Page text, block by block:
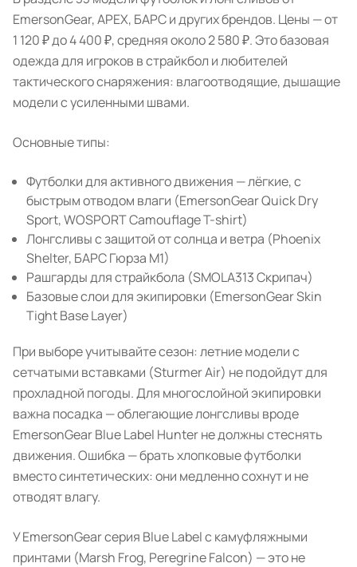
EmersonGear, APEX, БАРС и других брендов. Цены — от
1 120 ₽ до 4 400 ₽, средняя около 2 580 ₽. Это базовая
одежда для игроков в страйкбол и любителей
тактического снаряжения: влагоотводящие, дышащие
модели с усиленными швами.
Основные типы:
Футболки для активного движения — лёгкие, с
быстрым отводом влаги (EmersonGear Quick Dry
Sport, WOSPORT Camouflage T-shirt)
Лонгсливы с защитой от солнца и ветра (Phoenix
Shelter, БАРС Гюрза М1)
Рашгарды для страйкбола (SMOLA313 Скрипач)
Базовые слои для экипировки (EmersonGear Skin
Tight Base Layer)
При выборе учитывайте сезон: летние модели с
сетчатыми вставками (Sturmer Air) не подойдут для
прохладной погоды. Для многослойной экипировки
важна посадка — облегающие лонгсливы вроде
EmersonGear Blue Label Hunter не должны стеснять
движения. Ошибка — брать хлопковые футболки
вместо синтетических: они медленно сохнут и не
отводят влагу.
У EmersonGear серия Blue Label с камуфляжными
принтами (Marsh Frog, Peregrine Falcon) — это не